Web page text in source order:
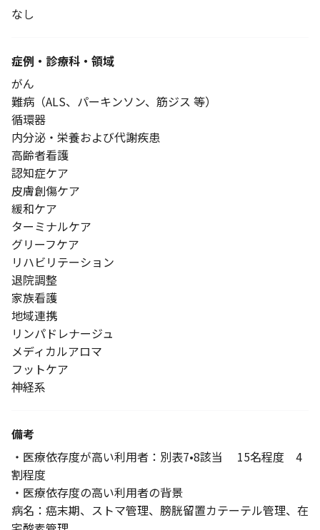
なし
症例・診療科・ 領域
がん
難病（ALS、パーキンソン、筋ジス 等）
循環器
内分泌・栄養および代謝疾患
高齢者看護
認知症ケア
皮膚創傷ケア
緩和ケア
ターミナルケア
グリーフケア
リハビリテーション
退院調整
家族看護
地域連携
リンパドレナージュ
メディカルアロマ
フットケア
神経系
備考
・医療依存度が高い利用者：別表7•8該当 15名程度 4
割程度
・医療依存度の高い利用者の背景
病名：癌末期、ストマ管理、膀胱留置カテーテル管理、在